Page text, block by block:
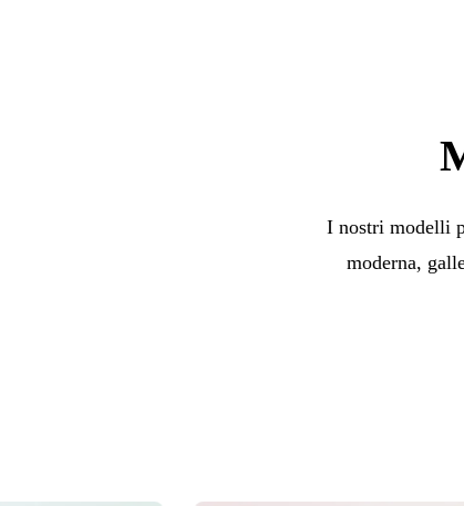
I nostri modelli
moderna,